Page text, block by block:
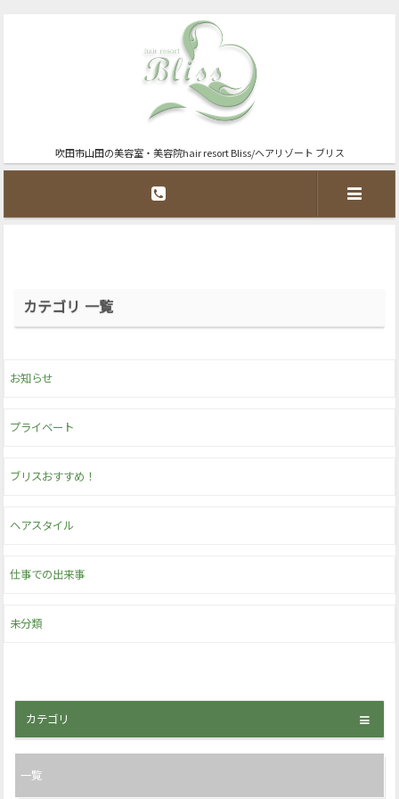
吹田市山田の美容室・美容院hair resort Bliss/ヘアリゾート ブリス
カテゴリ 一覧
お知らせ
プライベート
ブリスおすすめ！
ヘアスタイル
仕事での出来事
未分類
カテゴリ
一覧